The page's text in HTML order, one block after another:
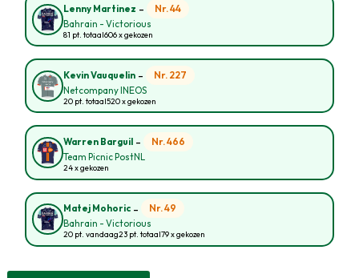
Lenny Martinez - Nr. 44
Bahrain - Victorious
81 pt. totaal606 x gekozen
Kevin Vauquelin - Nr. 227
Netcompany INEOS
20 pt. totaal520 x gekozen
Warren Barguil - Nr. 466
Team Picnic PostNL
24 x gekozen
Matej Mohoric - Nr. 49
Bahrain - Victorious
20 pt. vandaag23 pt. totaal79 x gekozen